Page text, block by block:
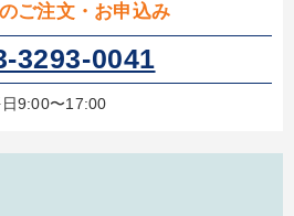
ご注文・お申込み
3293-0041
9:00〜17:00